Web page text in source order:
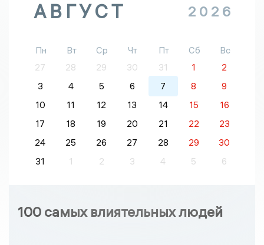
АВГУСТ 2026
Пн Вт Ср Чт Пт Сб
Вс
27
28 29 30 31 1
2
3
4 5 6 7 8
9
10
11 12 13 14 15
16
17
18 19 20 21 22
23
24
25 26 27 28 29
30
31
1 2 3 4 5 6
100 самых влиятельных людей